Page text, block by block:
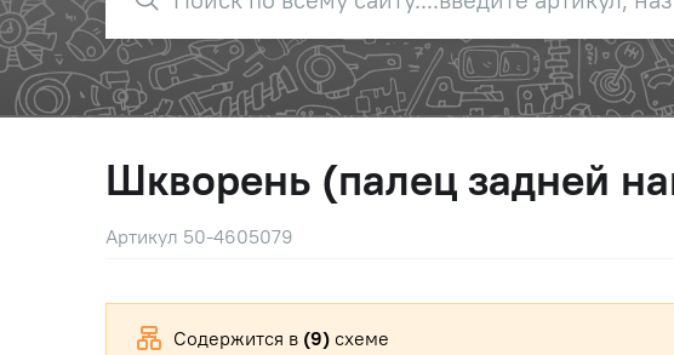
Шкворень (палец задней
Артикул 50-4605079
Содержится в (9) схеме